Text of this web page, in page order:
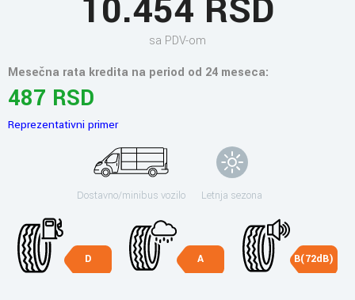
10.454 RSD
sa PDV-om
Mesečna rata kredita na period od 24 meseca:
487 RSD
Reprezentativni primer
Dostavno/minibus vozilo Letnja sezona
D A B(72dB)